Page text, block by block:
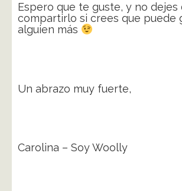
Espero que te guste, y no dejes
compartirlo si crees que puede
alguien más
Un abrazo muy fuerte,
Carolina – Soy Woolly